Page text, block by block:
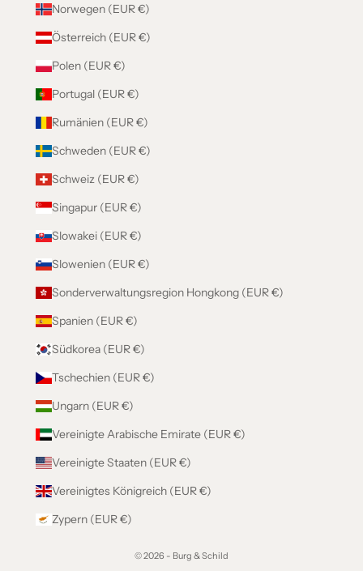
Norwegen (EUR €)
Österreich (EUR €)
Polen (EUR €)
Portugal (EUR €)
Rumänien (EUR €)
Schweden (EUR €)
Schweiz (EUR €)
Singapur (EUR €)
Slowakei (EUR €)
Slowenien (EUR €)
Sonderverwaltungsregion Hongkong (EUR €)
Spanien (EUR €)
Südkorea (EUR €)
Tschechien (EUR €)
Ungarn (EUR €)
Vereinigte Arabische Emirate (EUR €)
Vereinigte Staaten (EUR €)
Vereinigtes Königreich (EUR €)
Zypern (EUR €)
© 2026 - Burg & Schild